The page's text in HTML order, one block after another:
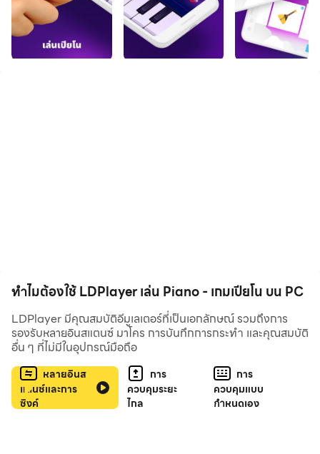
สูงของเวอร์ชันพีซี!
Piano Crush มีเกมเปียโนจำลองและคีย์บอร์ดเสียงดนตรี
พร้อมเสียงเครื่องดนตรีเพราะๆ ให้คุณอีกเพียบ
มีสไตล์และแนวเพลงให้เลือกมากมาย ตั้งแค่คลาสสิกไปจนถึง
บทเพลงยอดนิยม ให้คุณเล่น Symphony #5 ของเบโธเฟน
หรือ House of the Rising Sun ของดิแอนิมัลส์ได้ในทันที!
พร้อมคลังเพลงแบ่งตามหมวดและเครื่องมือค้นหาขั้นสูง ให้
คุณค้นหาเพลงเด็ดๆ ได้แบบเร็วจี๋ แถมยังมีเพลงเปียโนใหม่ๆ
มาเพิ่มทุกสัปดาห์!
เครื่องดนตรี: ปรับเสียงคีย์บอร์ดเปียโนให้ต่างไปจากเดิม!
ทำไมต้องใช้ LDPlayer เล่น Piano - เกมเปียโน บน PC
LDPlayer มีคุณสมบัติอีมูเลเตอร์ที่เป็นเอกลักษณ์ รวมถึงการ
รองรับหลายอินสแตนซ์ มาโคร การบันทึกการกระทำ และคุณสมบัติ
อื่น ๆ ที่ไม่มีในอุปกรณ์มือถือ
หลายอินส
แตนซ์และการ
ซิงค์
การ
ควบคุมระยะ
ไกล
การ
ควบคุมแบบ
กำหนดเอง